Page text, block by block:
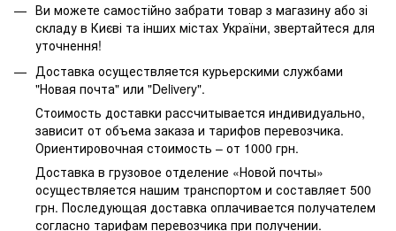
Ви можете самостійно забрати товар з магазину або зі
складу в Києві та інших містах України, звертайтеся для
уточнення!
Доставка осуществляется курьерскими службами
"Новая почта" или "Delivery".
Стоимость доставки рассчитывается индивидуально,
зависит от объема заказа и тарифов перевозчика.
Ориентировочная стоимость – от 1000 грн.
Доставка в грузовое отделение «Новой почты»
осуществляется нашим транспортом и составляет 500
грн. Последующая доставка оплачивается получателем
согласно тарифам перевозчика при получении.